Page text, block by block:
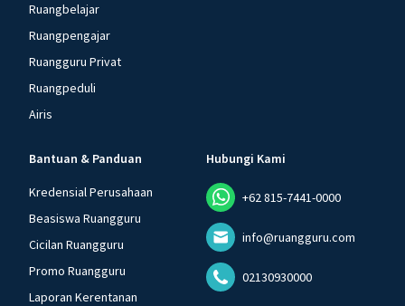
Ruangbelajar
Ruangpengajar
Ruangguru Privat
Ruangpeduli
Airis
Bantuan & Panduan
Kredensial Perusahaan
Beasiswa Ruangguru
Cicilan Ruangguru
Promo Ruangguru
Laporan Kerentanan
Hubungi Kami
+62 815-7441-0000
info@ruangguru.com
02130930000